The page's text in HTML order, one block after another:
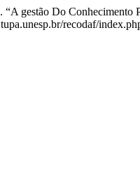
gestão Do
recodaf/